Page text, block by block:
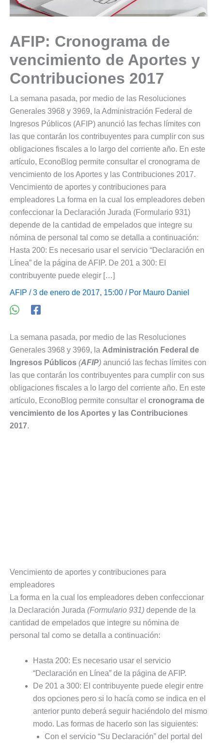
AFIP: Cronograma de
vencimiento de Aportes y
Contribuciones 2017
La semana pasada, por medio de las Resoluciones
Generales 3968 y 3969, la Administración Federal de
Ingresos Públicos (AFIP) anunció las fechas límites con
las que contarán los contribuyentes para cumplir con sus
obligaciones fiscales a lo largo del corriente año. En este
artículo, EconoBlog permite consultar el cronograma de
vencimiento de los Aportes y las Contribuciones 2017.
Vencimiento de aportes y contribuciones para
empleadores La forma en la cual los empleadores deben
confeccionar la Declaración Jurada (Formulario 931)
depende de la cantidad de empelados que integre su
nómina de personal tal como se detalla a continuación:
Hasta 200: Es necesario usar el servicio “Declaración en
Línea” de la página de AFIP. De 201 a 300: El
contribuyente puede elegir […]
AFIP / 3 de enero de 2017, 15:00 / Por Mauro Daniel
La semana pasada, por medio de las Resoluciones
Generales 3968 y 3969, la Administración Federal de
Ingresos Públicos (AFIP) anunció las fechas límites con
las que contarán los contribuyentes para cumplir con sus
obligaciones fiscales a lo largo del corriente año. En este
artículo, EconoBlog permite consultar el cronograma de
vencimiento de los Aportes y las Contribuciones
2017.
Vencimiento de aportes y contribuciones para
empleadores
La forma en la cual los empleadores deben confeccionar
la Declaración Jurada (Formulario 931) depende de la
cantidad de empelados que integre su nómina de
personal tal como se detalla a continuación:
Hasta 200: Es necesario usar el servicio
“Declaración en Línea” de la página de AFIP.
De 201 a 300: El contribuyente puede elegir entre
dos opciones pero si lo hacía como se indica en el
anterior punto deberá seguir haciéndolo del mismo
modo. Las formas de hacerlo son las siguientes:
Con el servicio “Su Declaración” del portal del